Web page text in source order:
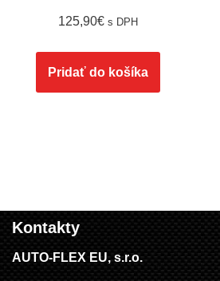
125,90€ s DPH
Pridať do košíka
Kontakty
AUTO-FLEX EU, s.r.o.